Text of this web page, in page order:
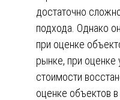
достаточно
подхода. Однако
при оценке
рынке, при
стоимости
оценке объектов в